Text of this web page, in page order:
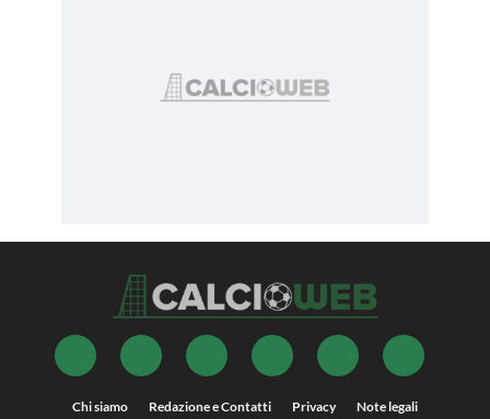
Chi siamo Redazione e Contatti Privacy Note legali